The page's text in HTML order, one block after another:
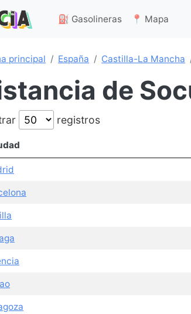
⛽ Gasolineras 📍 Mapa
principal España Castilla-La Mancha
de
registros